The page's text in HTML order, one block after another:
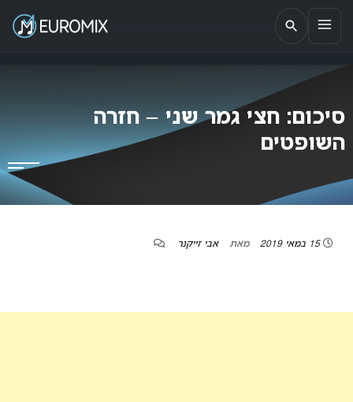
EUROMIX
אתר הבית של האירוויזיון בישראל
סיכום: חצי גמר שני – חזרה
השופטים
15 במאי 2019 מאת אבי זייקנר